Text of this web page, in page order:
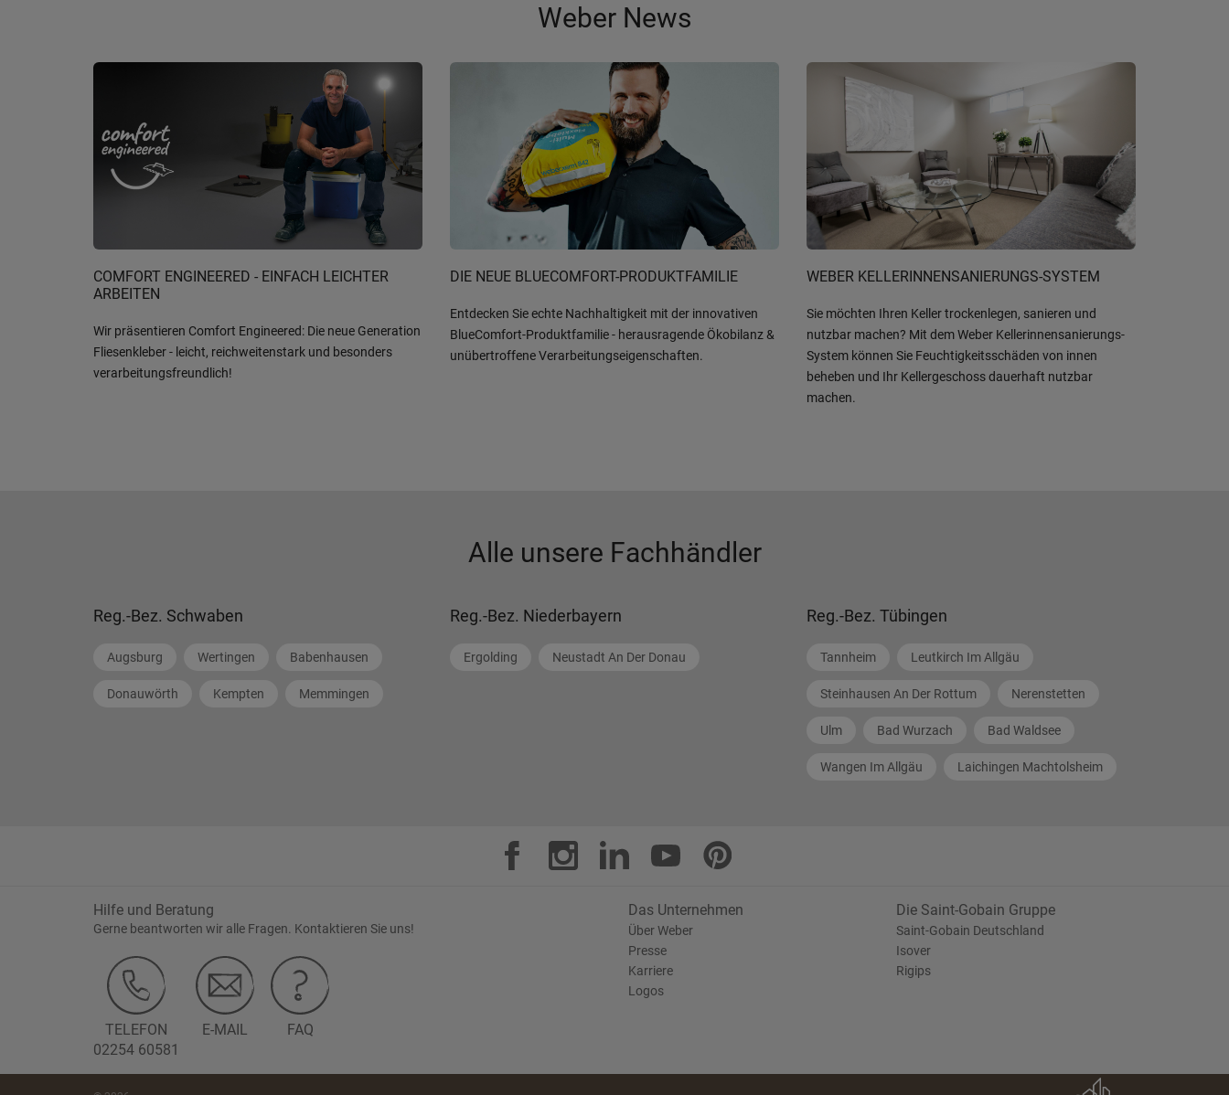
Weber News
COMFORT ENGINEERED - EINFACH LEICHTER
ARBEITEN
Wir präsentieren Comfort Engineered: Die neue Generation
Fliesenkleber - leicht, reichweitenstark und besonders
verarbeitungsfreundlich!
DIE NEUE BLUECOMFORT-PRODUKTFAMILIE
Entdecken Sie echte Nachhaltigkeit mit der innovativen
BlueComfort-Produktfamilie - herausragende Ökobilanz &
unübertroffene Verarbeitungseigenschaften.
WEBER KELLERINNENSANIERUNGS-SYSTEM
Sie möchten Ihren Keller trockenlegen, sanieren und
nutzbar machen? Mit dem Weber Kellerinnensanierungs-
System können Sie Feuchtigkeitsschäden von innen
beheben und Ihr Kellergeschoss dauerhaft nutzbar
machen.
Alle unsere Fachhändler
Reg.-Bez. Schwaben
Augsburg Wertingen Babenhausen
Donauwörth Kempten Memmingen
Reg.-Bez. Niederbayern
Ergolding Neustadt An Der Donau
Reg.-Bez. Tübingen
Tannheim Leutkirch Im Allgäu
Steinhausen An Der Rottum Nerenstetten
Ulm Bad Wurzach Bad Waldsee
Wangen Im Allgäu Laichingen Machtolsheim
Hilfe und Beratung
Gerne beantworten wir alle Fragen. Kontaktieren Sie uns!
TELEFON
02254 60581
E-MAIL FAQ
Das Unternehmen
Über Weber
Presse
Karriere
Logos
Die Saint-Gobain Gruppe
Saint-Gobain Deutschland
Isover
Rigips